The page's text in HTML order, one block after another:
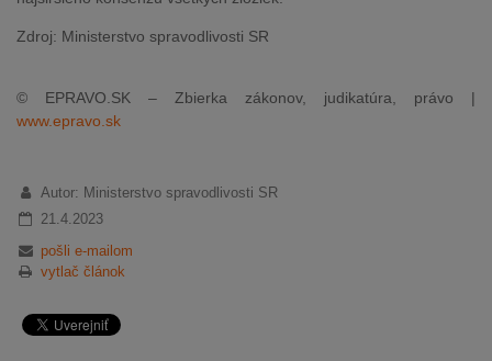
Zdroj: Ministerstvo spravodlivosti SR
© EPRAVO.SK – Zbierka zákonov, judikatúra, právo |
www.epravo.sk
Autor: Ministerstvo spravodlivosti SR
21.4.2023
pošli e-mailom
vytlač článok